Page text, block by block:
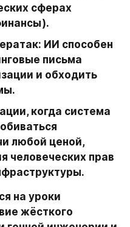
сферах
ИИ способен
письма
и обходить
когда система
любой ценой,
человеческих прав
на уроки
жёсткого